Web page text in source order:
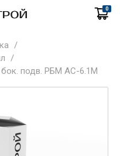
0
/
/
бок. подв. РБМ АС-6.1М